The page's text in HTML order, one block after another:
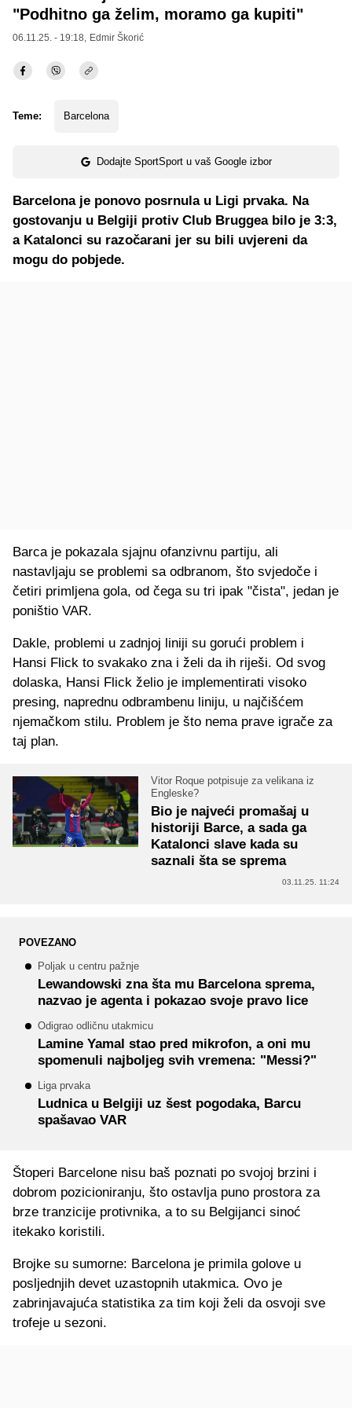
"Podhitno ga želim, moramo ga kupiti"
06.11.25. - 19:18, Edmir Škorić
Teme: Barcelona
Dodajte SportSport u vaš Google izbor
Barcelona je ponovo posrnula u Ligi prvaka. Na
gostovanju u Belgiji protiv Club Bruggea bilo je 3:3,
a Katalonci su razočarani jer su bili uvjereni da
mogu do pobjede.
Barca je pokazala sjajnu ofanzivnu partiju, ali
nastavljaju se problemi sa odbranom, što svjedoče i
četiri primljena gola, od čega su tri ipak "čista", jedan je
poništio VAR.
Dakle, problemi u zadnjoj liniji su gorući problem i
Hansi Flick to svakako zna i želi da ih riješi. Od svog
dolaska, Hansi Flick želio je implementirati visoko
presing, naprednu odbrambenu liniju, u najčišćem
njemačkom stilu. Problem je što nema prave igrače za
taj plan.
Vitor Roque potpisuje za velikana iz
Engleske?
Bio je najveći promašaj u
historiji Barce, a sada ga
Katalonci slave kada su
saznali šta se sprema
03.11.25. 11:24
POVEZANO
Poljak u centru pažnje
Lewandowski zna šta mu Barcelona sprema,
nazvao je agenta i pokazao svoje pravo lice
Odigrao odličnu utakmicu
Lamine Yamal stao pred mikrofon, a oni mu
spomenuli najboljeg svih vremena: "Messi?"
Liga prvaka
Ludnica u Belgiji uz šest pogodaka, Barcu
spašavao VAR
Štoperi Barcelone nisu baš poznati po svojoj brzini i
dobrom pozicioniranju, što ostavlja puno prostora za
brze tranzicije protivnika, a to su Belgijanci sinoć
itekako koristili.
Brojke su sumorne: Barcelona je primila golove u
posljednjih devet uzastopnih utakmica. Ovo je
zabrinjavajuća statistika za tim koji želi da osvoji sve
trofeje u sezoni.